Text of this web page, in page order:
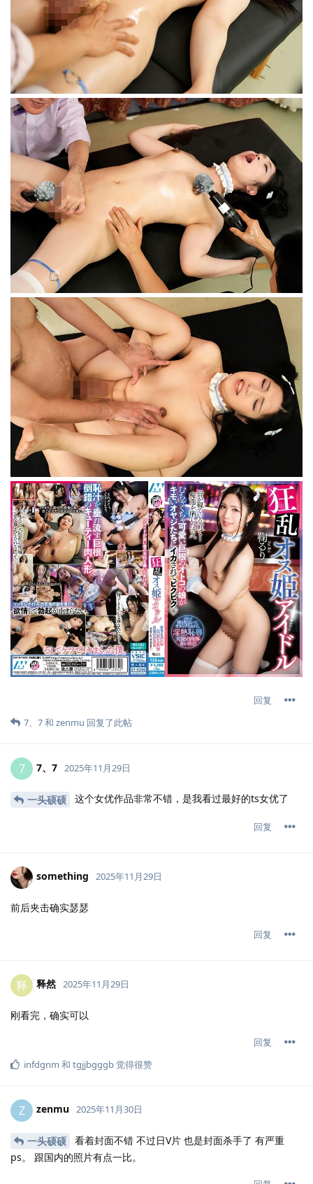
回复
7、7和 zenmu 回复了此帖
7 7、7 2025年11月29日
一头硕硕 这个女优作品非常不错，是我看过最好的ts女优了
回复
something 2025年11月29日
前后夹击确实瑟瑟
回复
释 释然 2025年11月29日
刚看完，确实可以
回复
infdgnm 和 tgjjbgggb觉得很赞
Z zenmu 2025年11月30日
一头硕硕
看着封面不错 不过日V片 也是封面杀手了 有严重
ps。 跟国内的照片有点一比。